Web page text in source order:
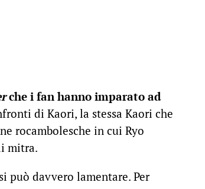
che i fan hanno imparato ad
di Kaori, la stessa Kaori che
rocambolesche in cui Ryo
mitra.
può davvero lamentare. Per